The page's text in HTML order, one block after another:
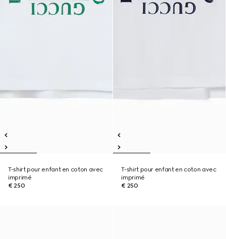
T-shirt pour enfant en coton avec
imprimé
€ 250
T-shirt pour enfant en coton avec
imprimé
€ 250